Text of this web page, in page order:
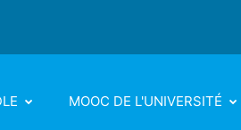
MOOC DE L'UNIVERSITÉ